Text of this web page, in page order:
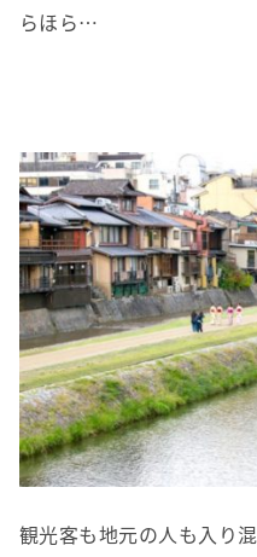
らほら…
観光客も地元の人も入り